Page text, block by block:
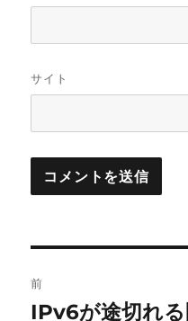
サイト
稿
前
前
IPv6が途切れ